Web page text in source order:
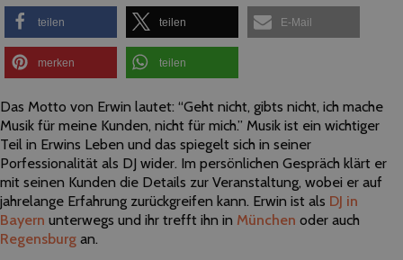
teilen teilen E-Mail
merken teilen
Das Motto von Erwin lautet: “Geht nicht, gibts nicht, ich mache
Musik für meine Kunden, nicht für mich.” Musik ist ein wichtiger
Teil in Erwins Leben und das spiegelt sich in seiner
Porfessionalität als DJ wider. Im persönlichen Gespräch klärt er
mit seinen Kunden die Details zur Veranstaltung, wobei er auf
jahrelange Erfahrung zurückgreifen kann. Erwin ist als DJ in
Bayern unterwegs und ihr trefft ihn in München oder auch
Regensburg an.